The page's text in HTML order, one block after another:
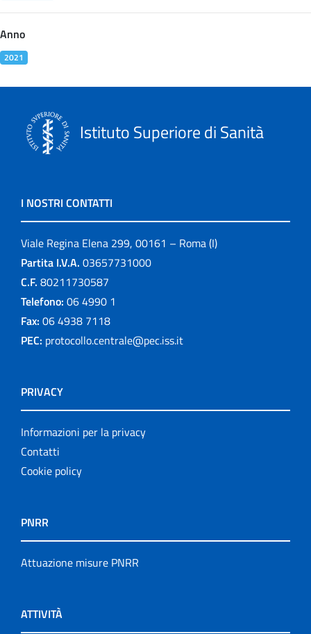
Anno
2021
Istituto Superiore di Sanità
I NOSTRI CONTATTI
Viale Regina Elena 299, 00161 – Roma (I)
Partita I.V.A. 03657731000
C.F. 80211730587
Telefono: 06 4990 1
Fax: 06 4938 7118
PEC: protocollo.centrale@pec.iss.it
PRIVACY
Informazioni per la privacy
Contatti
Cookie policy
PNRR
Attuazione misure PNRR
ATTIVITÀ